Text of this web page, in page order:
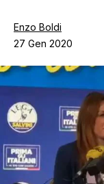
Chi siamo
Contatti
Enzo Boldi
27 Gen 2020